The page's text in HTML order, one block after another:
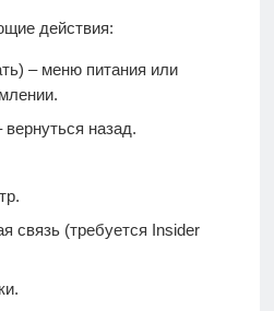
действия:
– меню питания или
назад.
связь (требуется Insider